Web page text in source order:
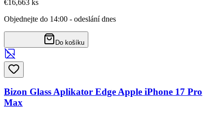
€16,663 ks
Objednejte do 14:00 - odeslání dnes
Do košíku
Bizon Glass Aplikator Edge Apple iPhone 17 Pro
Max